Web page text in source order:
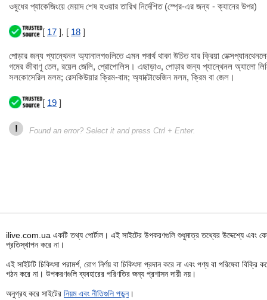
ওষুধের প্যাকেজিংয়ে মেয়াদ শেষ হওয়ার তারিখ নির্দেশিত (স্প্রে-এর জন্য - ক্যানের উপর)
[ 17 ], [ 18 ]
পোড়ার জন্য প্যান্থেনল অ্যানালগগুলিতে এমন পদার্থ থাকা উচিত যার ক্রিয়া
গমের জীবাণু তেল, রয়েল জেলি, প্রোপোলিস। এছাড়াও, পোড়ার জন্য প্যান্থেনল অ্যালো
সলকোসেরিল মলম; রেসকিউয়ার ক্রিম-বাম; অ্যাক্টোভেজিন মলম, ক্রিম বা জেল।
[ 19 ]
! Found an error? Select it and press Ctrl + Enter.
ilive.com.ua একটি তথ্য পোর্টাল। এই সাইটের উপকরণগুলি শুধুমাত্র তথ্যের উদ্দেশ্যে এবং
প্রতিস্থাপন করে না।
এই সাইটটি চিকিৎসা পরামর্শ, রোগ নির্ণয় বা চিকিৎসা প্রদান করে না এবং পণ্য বা পরিষেবা
গঠন করে না। উপকরণগুলি ব্যবহারের পরিণতির জন্য প্রশাসন দায়ী নয়।
অনুগ্রহ করে সাইটের নিয়ম এবং নীতিগুলি পড়ুন।